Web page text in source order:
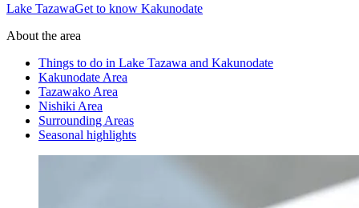
Lake TazawaGet to know Kakunodate
About the area
Things to do in Lake Tazawa and Kakunodate
Kakunodate Area
Tazawako Area
Nishiki Area
Surrounding Areas
Seasonal highlights